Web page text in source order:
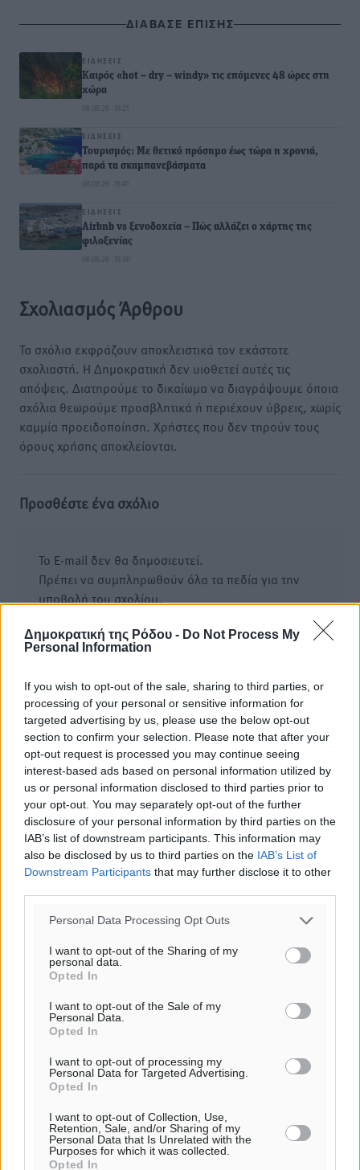
Δημοκρατική της Ρόδου - Do Not Process My
Personal Information
If you wish to opt-out of the sale, sharing to third parties, or
processing of your personal or sensitive information for
targeted advertising by us, please use the below opt-out
section to confirm your selection. Please note that after your
opt-out request is processed you may continue seeing
interest-based ads based on personal information utilized by
us or personal information disclosed to third parties prior to
your opt-out. You may separately opt-out of the further
disclosure of your personal information by third parties on the
IAB’s list of downstream participants. This information may
also be disclosed by us to third parties on the IAB’s List of
Downstream Participants that may further disclose it to other
Personal Data Processing Opt Outs
I want to opt-out of the Sharing of my
personal data.
Opted In
I want to opt-out of the Sale of my
Personal Data.
Opted In
I want to opt-out of processing my
Personal Data for Targeted Advertising.
Opted In
I want to opt-out of Collection, Use,
Retention, Sale, and/or Sharing of my
Personal Data that Is Unrelated with the
Purposes for which it was collected.
Opted In
ΔΙΑΒΑΣΕ ΕΠΙΣΗΣ
ΕΙΔΉΣΕΙΣ
Καιρός «hot – dry – windy» τις επόμενες 48 ώρες στη
χώρα
08.08.26 · 19:21
ΕΙΔΉΣΕΙΣ
Τουρισμός: Με θετικό πρόσημο έως τώρα η χρονιά,
παρά τα σκαμπανεβάσματα
08.08.26 · 18:41
ΕΙΔΉΣΕΙΣ
Airbnb vs ξενοδοχεία – Πώς αλλάζει ο χάρτης της
φιλοξενίας
08.08.26 · 18:30
Σχολιασμός Άρθρου
Τα σχόλια εκφράζουν αποκλειστικά τον εκάστοτε
σχολιαστή. Η Δημοκρατική δεν υιοθετεί αυτές τις
απόψεις. Διατηρούμε το δικαίωμα να διαγράψουμε όποια
σχόλια θεωρούμε προσβλητικά ή περιέχουν ύβρεις, χωρίς
καμμία προειδοποίηση. Χρήστες που δεν τηρούν τους
όρους χρήσης αποκλείονται.
Προσθέστε ένα σχόλιο
Το E-mail δεν θα δημοσιευτεί.
Πρέπει να συμπληρωθούν όλα τα πεδία για την
υποβολή του σχολίου.
Όνοματεπώνυμο Email
Φύλαξε τα στοιχεία μου για την επόμενη φορά.
Υπενθύμιση:
Για την μερική αναπαραγωγή της είδησης από άλλες
ιστοσελίδες είναι απαραίτητη η χρήση του παρακάτω
παρεχόμενου συνδέσμου παραπομπής προς το άρθρο